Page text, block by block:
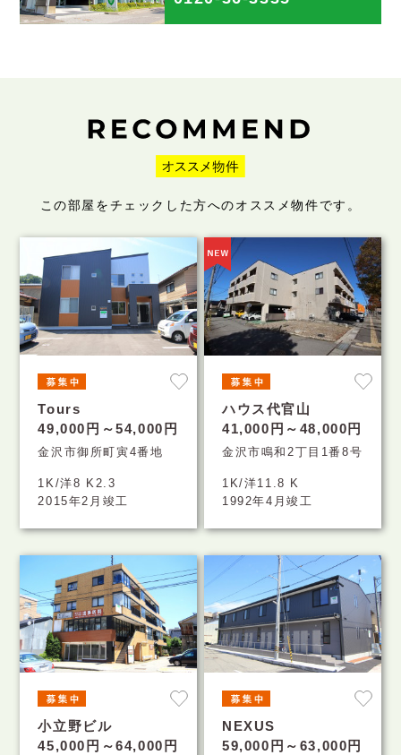
この部屋をチェックした方へのオススメ物件です。
Tours
49,000円～54,000円
金沢市御所町寅4番地
1K/洋8 K2.3
2015年2月竣工
ハウス代官山
41,000円～48,000円
金沢市鳴和2丁目1番8号
1K/洋11.8 K
1992年4月竣工
小立野ビル
45,000円～64,000円
NEXUS
59,000円～63,000円